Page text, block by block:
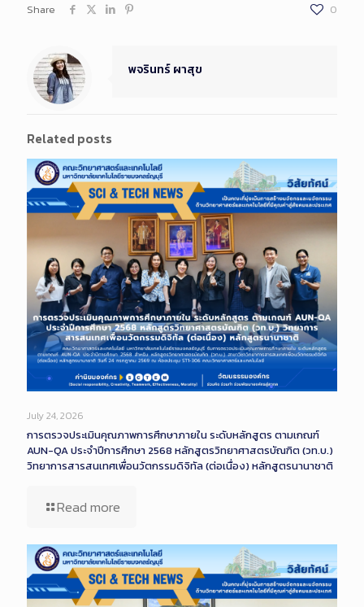
Share 0
พจรินทร์ ผาสุข
Related posts
July 24, 2026
การตรวจประเมินคุณภาพการศึกษาภายใน ระดับหลักสูตร ตามเกณฑ์
AUN-QA ประจำปีการศึกษา 2568 หลักสูตรวิทยาศาสตรบัณฑิต (วท.บ.)
วิทยาการสารสนเทศเพื่อนวัตกรรมดิจิทัล (ต่อเนื่อง) หลักสูตรนานาชาติ
Read more